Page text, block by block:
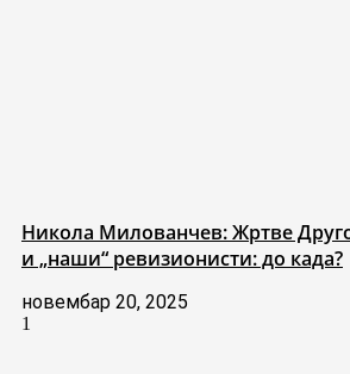
Никола Милованчев: Жртве
и „наши“ ревизионисти: до када?
новембар 20, 2025